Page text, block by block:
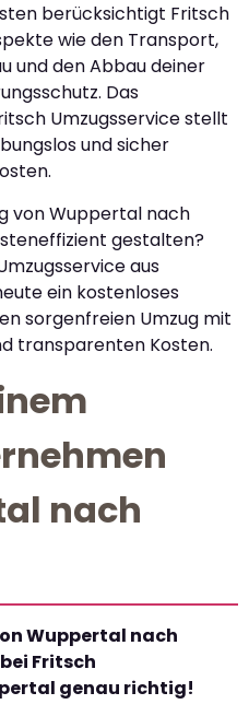
berücksichtigt Fritsch
wie den Transport,
und den Abbau deiner
Das
Umzugsservice stellt
und sicher
von Wuppertal nach
gestalten?
aus
ein kostenloses
sorgenfreien Umzug mit
transparenten Kosten.
nach
Wuppertal nach
Fritsch
genau richtig!